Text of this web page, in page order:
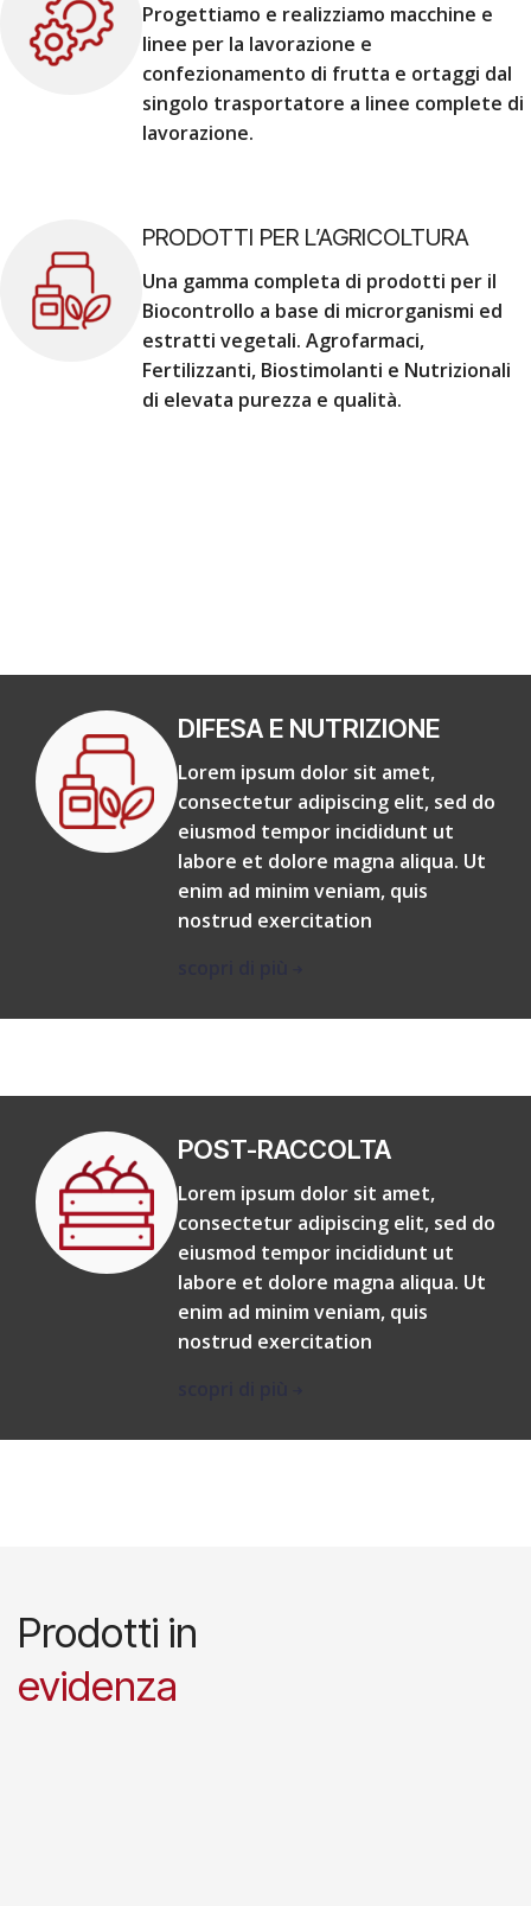
Progettiamo e realizziamo macchine e
linee per la lavorazione e
confezionamento di frutta e ortaggi dal
singolo trasportatore a linee complete di
lavorazione.
PRODOTTI PER L’AGRICOLTURA
Una gamma completa di prodotti per il
Biocontrollo a base di microrganismi ed
estratti vegetali. Agrofarmaci,
Fertilizzanti, Biostimolanti e Nutrizionali
di elevata purezza e qualità.
DIFESA E NUTRIZIONE
Lorem ipsum dolor sit amet,
consectetur adipiscing elit, sed do
eiusmod tempor incididunt ut
labore et dolore magna aliqua. Ut
enim ad minim veniam, quis
nostrud exercitation
POST-RACCOLTA
Lorem ipsum dolor sit amet,
consectetur adipiscing elit, sed do
eiusmod tempor incididunt ut
labore et dolore magna aliqua. Ut
enim ad minim veniam, quis
nostrud exercitation
Prodotti in
evidenza